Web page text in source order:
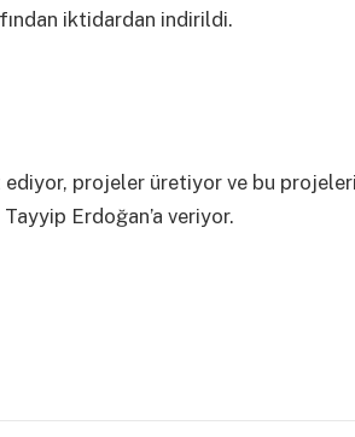
iktidardan indirildi.
ediyor, projeler üretiyor ve bu
Erdoğan’a veriyor.